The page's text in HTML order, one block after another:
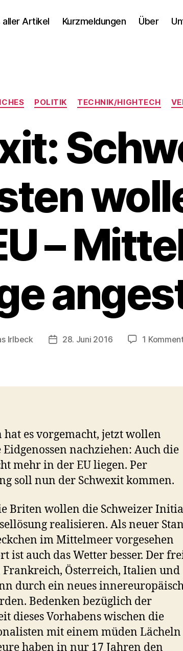
aller Artikel Kurzmeldungen Über
Kategorien
POLITIK TECHNIK/HIGHTECH
–
Irlbeck Veröffentlichungsdatum
28. Juni 2016 1
es vorgemacht, jetzt wollen
nachziehen: Auch die
mehr in der EU liegen. Per
soll nun der Schwexit kommen.
Briten wollen die Schweizer
realisieren. Als neuer
im Mittelmeer vorgesehen
ist auch das Wetter besser. Der
Frankreich, Österreich, Italien und
durch ein neues
Bedenken bezüglich der
dieses Vorhabens wischen die
mit einem müden Lächeln
haben in nur 17 Jahren den